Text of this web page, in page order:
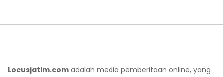
Locusjatim.com adalah media pemberitaan online, yang